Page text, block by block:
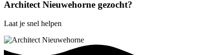
Architect Nieuwehorne gezocht?
Laat je snel helpen